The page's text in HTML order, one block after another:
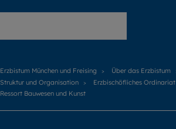
Erzbistum München und Freising
Über das Erzbistum
Struktur und Organisation
Erzbischöfliches Ordinariat
Ressort Bauwesen und Kunst